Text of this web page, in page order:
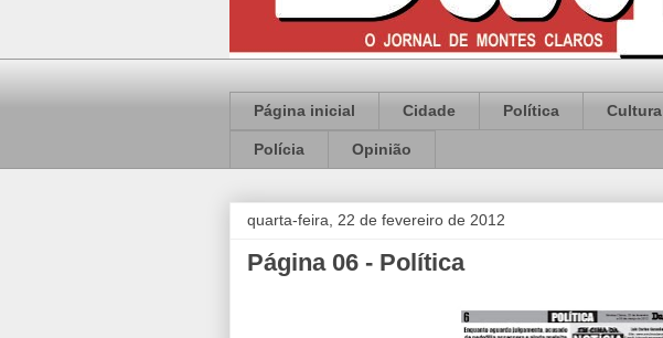
Página inicial Cidade Política Cultura
Polícia Opinião
quarta-feira, 22 de fevereiro de 2012
Página 06 - Política